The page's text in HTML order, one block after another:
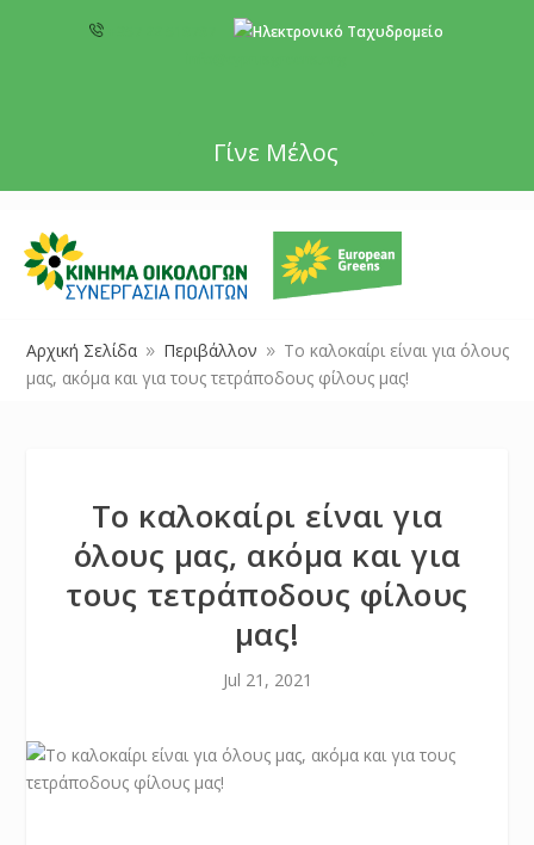
Γίνε Μέλος
Αρχική Σελίδα 9 Περιβάλλον 9 Το καλοκαίρι είναι για όλους
μας, ακόμα και για τους τετράποδους φίλους μας!
Το καλοκαίρι είναι για
όλους μας, ακόμα και για
τους τετράποδους φίλους
μας!
Jul 21, 2021